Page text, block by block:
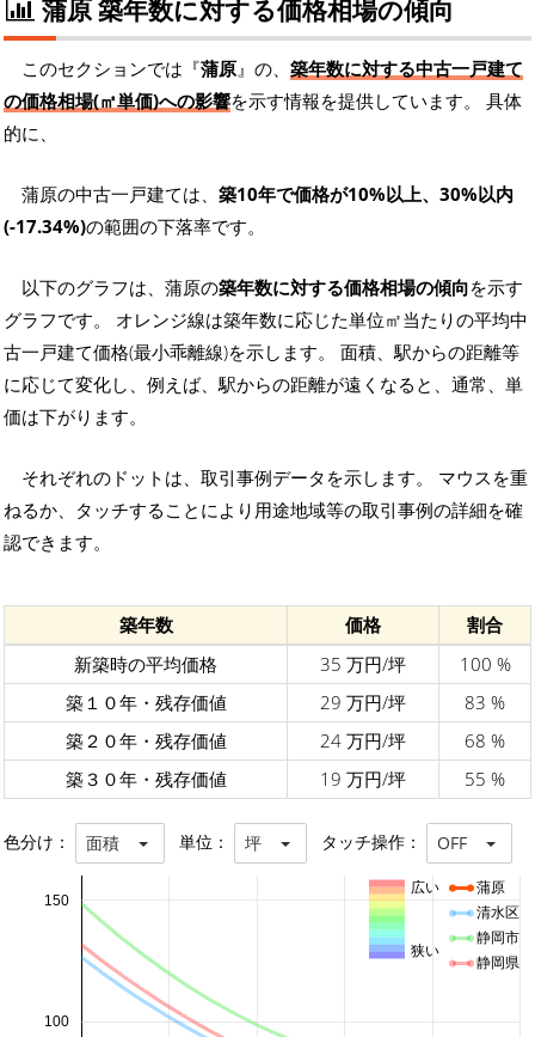
蒲原 築年数に対する価格相場の傾向
このセクションでは『蒲原』の、 築年数に対する中古一戸建て
の価格相場(㎡単価)への影響を示す情報を提供しています。 具体
的に、
蒲原の中古一戸建ては、 築10年で価格が10%以上、30%以内
(-17.34%)の範囲の下落率です。
以下のグラフは、蒲原の築年数に対する価格相場の傾向を示す
グラフです。 オレンジ線は築年数に応じた単位㎡当たりの平均中
古一戸建て価格(最小乖離線)を示します。 面積、駅からの距離等
に応じて変化し、例えば、駅からの距離が遠くなると、通常、単
価は下がります。
それぞれのドットは、取引事例データを示します。 マウスを重
ねるか、タッチすることにより用途地域等の取引事例の詳細を確
認できます。
築年数 価格
割合
新築時の平均価格
35 万円/坪
100 %
築１０年・残存価値
29 万円/坪
83 %
築２０年・残存価値
24 万円/坪
68 %
築３０年・残存価値
19 万円/坪 55 %
色分け： 面積 単位： 坪 タッチ操作： OFF
100
150
蒲原
清水区
静岡市
静岡県
広い
狭い